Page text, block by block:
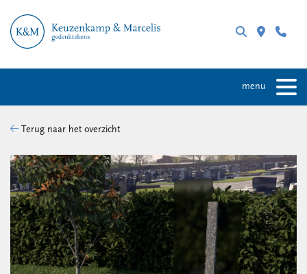
menu
Terug naar het overzicht